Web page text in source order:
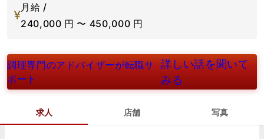
月給 /
240,000 円 〜 450,000 円
調理専門のアドバイザーが転職サ
ポート
詳しい話を聞いて
みる
求人 店舗 写真